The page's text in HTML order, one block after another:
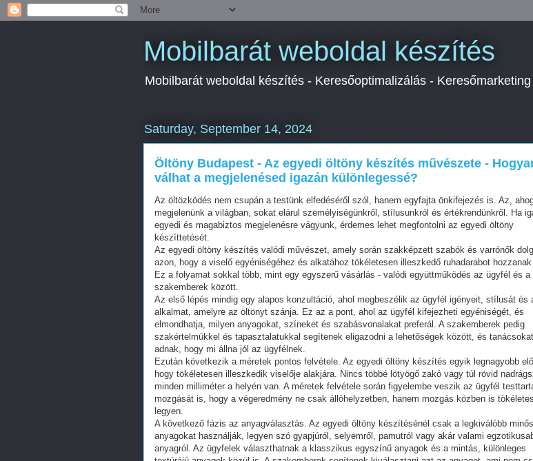
Mobilbarát weboldal készítés
Mobilbarát weboldal készítés - Keresőoptimalizálás - Keresőmarketing
Saturday, September 14, 2024
Öltöny Budapest - Az egyedi öltöny készítés művészete -
válhat a megjelenésed igazán különlegessé?
Az öltözködés nem csupán a testünk elfedéséről szól, hanem egyfajta önkifejezés is. Az,
megjelenünk a világban, sokat elárul személyiségünkről, stílusunkról és értékrendünkről. Ha
egyedi és magabiztos megjelenésre vágyunk, érdemes lehet megfontolni az egyedi öltöny
készíttetését.
Az egyedi öltöny készítés valódi művészet, amely során szakképzett szabók és varrónők
azon, hogy a viselő egyéniségéhez és alkatához tökéletesen illeszkedő ruhadarabot
Ez a folyamat sokkal több, mint egy egyszerű vásárlás - valódi együttműködés az ügyfél és a
szakemberek között.
Az első lépés mindig egy alapos konzultáció, ahol megbeszélik az ügyfél igényeit, stílusát és
alkalmat, amelyre az öltönyt szánja. Ez az a pont, ahol az ügyfél kifejezheti egyéniségét, és
elmondhatja, milyen anyagokat, színeket és szabásvonalakat preferál. A szakemberek pedig
szakértelmükkel és tapasztalatukkal segítenek eligazodni a lehetőségek között, és tanácsokat
adnak, hogy mi állna jól az ügyfélnek.
Ezután következik a méretek pontos felvétele. Az egyedi öltöny készítés egyik legnagyobb
hogy tökéletesen illeszkedik viselője alakjára. Nincs többé lötyögő zakó vagy túl rövid
minden milliméter a helyén van. A méretek felvétele során figyelembe veszik az ügyfél
mozgását is, hogy a végeredmény ne csak állóhelyzetben, hanem mozgás közben is tökéletes
legyen.
A következő fázis az anyagválasztás. Az egyedi öltöny készítésénél csak a legkiválóbb
anyagokat használják, legyen szó gyapjúról, selyemről, pamutról vagy akár valami
anyagról. Az ügyfelek választhatnak a klasszikus egyszínű anyagok és a mintás, különleges